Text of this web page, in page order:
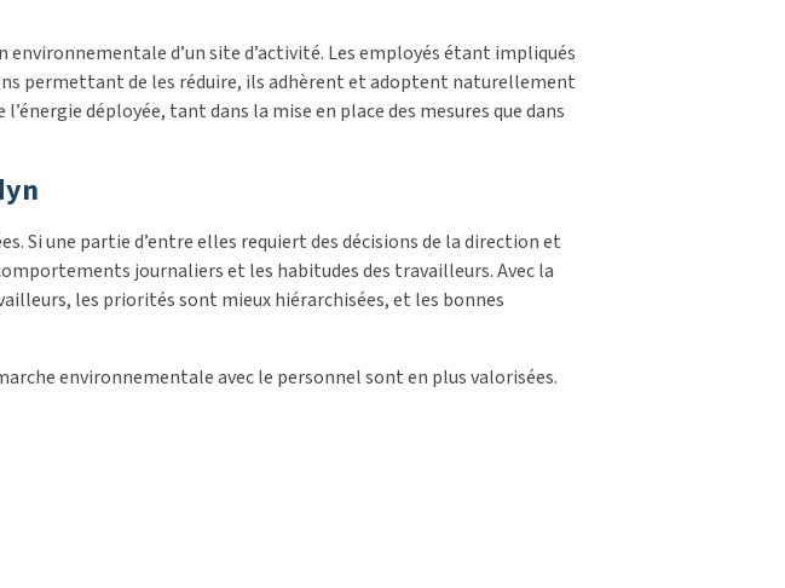
d’un site d’activité. Les employés étant impliqués
permettant de les réduire, ils adhèrent et adoptent naturellement
déployée, tant dans la mise en place des mesures que dans
Si une partie d’entre elles requiert des décisions de la direction et
journaliers et les habitudes des travailleurs. Avec la
les priorités sont mieux hiérarchisées, et les bonnes
environnementale avec le personnel sont en plus valorisées.